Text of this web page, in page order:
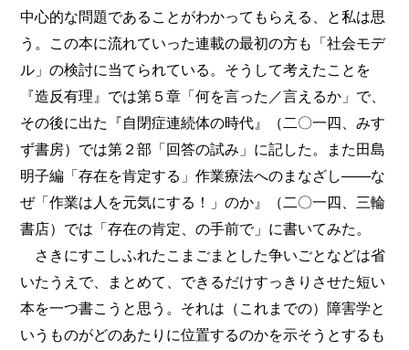
中心的な問題であることがわかってもらえる、と私は思
う。この本に流れていった連載の最初の方も「社会モデ
ル」の検討に当てられている。そうして考えたことを
『造反有理』では第５章「何を言った／言えるか」で、
その後に出た『自閉症連続体の時代』（二〇一四、みす
ず書房）では第２部「回答の試み」に記した。また田島
明子編「存在を肯定する」作業療法へのまなざし――な
ぜ「作業は人を元気にする！」のか』（二〇一四、三輪
書店）では「存在の肯定、の手前で」に書いてみた。
さきにすこしふれたこまごまとした争いごとなどは省
いたうえで、まとめて、できるだけすっきりさせた短い
本を一つ書こうと思う。それは（これまでの）障害学と
いうものがどのあたりに位置するのかを示そうとするも